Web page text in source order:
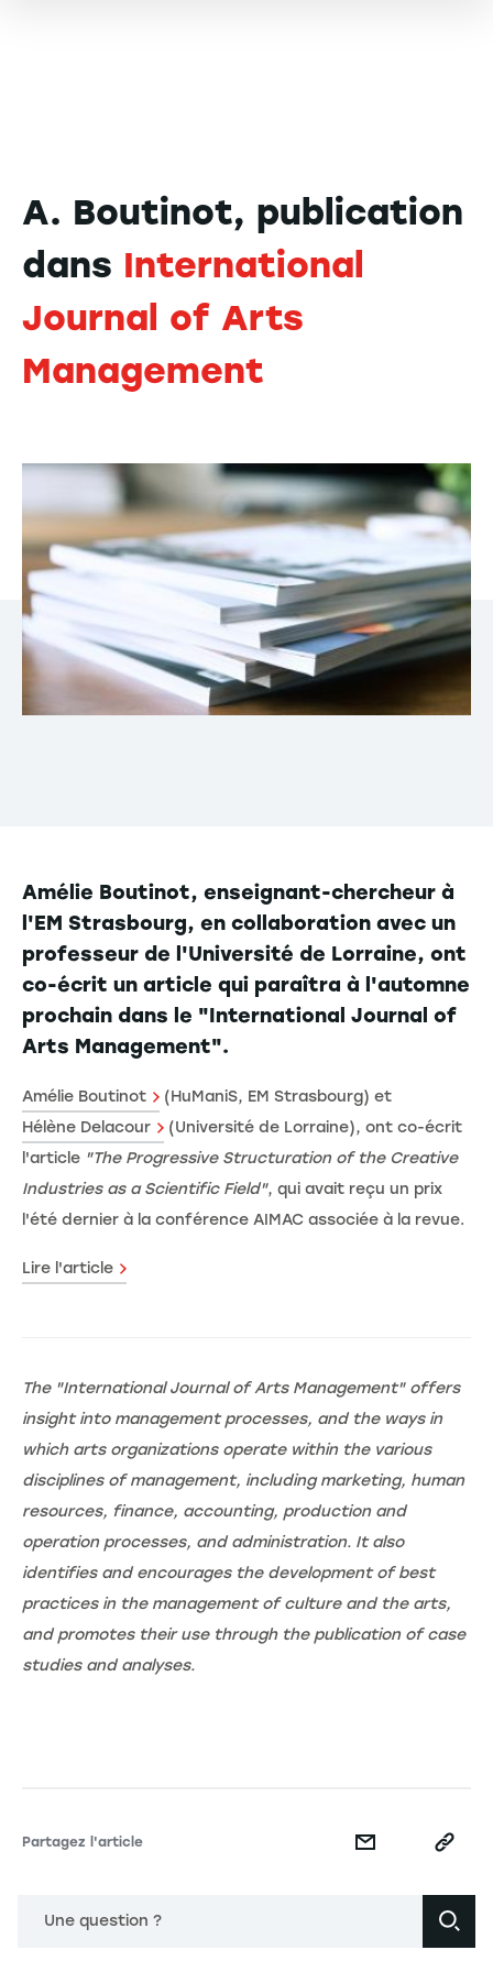
A. Boutinot, publication
dans International
Journal of Arts
Management
Amélie Boutinot, enseignant-chercheur à
l'EM Strasbourg, en collaboration avec un
professeur de l'Université de Lorraine, ont
co-écrit un article qui paraîtra à l'automne
prochain dans le "International Journal of
Arts Management".
Amélie Boutinot
(HuManiS, EM Strasbourg) et
Hélène Delacour
(Université de Lorraine), ont co-écrit
l'article "The Progressive Structuration of the Creative
Industries as a Scientific Field", qui avait reçu un prix
l'été dernier à la conférence AIMAC associée à la revue.
Lire l'article
The "International Journal of Arts Management" offers
insight into management processes, and the ways in
which arts organizations operate within the various
disciplines of management, including marketing, human
resources, finance, accounting, production and
operation processes, and administration. It also
identifies and encourages the development of best
practices in the management of culture and the arts,
and promotes their use through the publication of case
studies and analyses.
Partagez l'article
Une question ?